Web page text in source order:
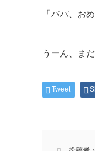
「パパ、お
うーん、ま
Tweet